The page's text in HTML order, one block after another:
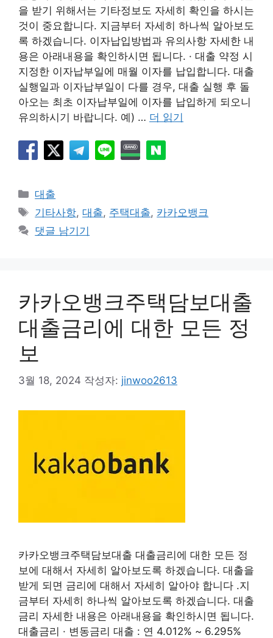
을 받기 위해서는 기타정보도 자세히 확인을 하시는
것이 중요합니다. 지금부터 자세히 하나씩 알아보도
록 하겠습니다. 이자납입방법과 유의사항 자세한 내
용은 아래내용을 확인하시면 됩니다. · 대출 약정 시
지정한 이자납부일에 매월 이자를 납입합니다. 대출
실행일과 이자납부일이 다를 경우, 대출 실행 후 돌
아오는 최초 이자납부일에 이자를 납입하게 되오니
유의하시기 바랍니다. 예) … 더 읽기
카
테
리
대출
태
그
기타사항,대출, 주택대출, 카카오뱅크
댓글 남기기
카카오뱅크주택담보대출
대출금리에 대한 모든 정
보
3월 18, 2024 작성자: jinwoo2613
카카오뱅크주택담보대출 대출금리에 대한 모든 정
보에 대해서 자세히 알아보도록 하겠습니다. 대출을
받게 되면 금리에 대해서 자세히 알아야 합니다 .지
금부터 자세히 하나씩 알아보도록 하겠습니다. 대출
금리 자세한 내용은 아래내용을 확인하시면 됩니다.
대출금리 · 변동금리 대출 : 연 4.012% ~ 6.295%